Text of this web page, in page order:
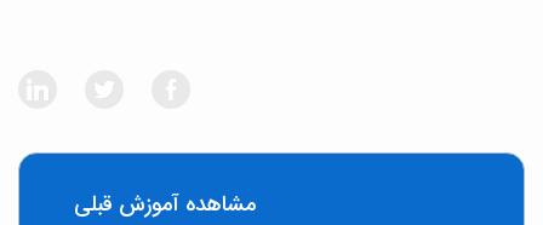
مشاهده آموزش قبلی